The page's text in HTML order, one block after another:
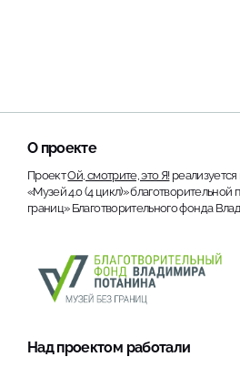
О проекте
ПроектОй, смотрите, это Я!
«Музей 4.0 (4 цикл)»
границ» Благотворительного фонда
Над проектом работали